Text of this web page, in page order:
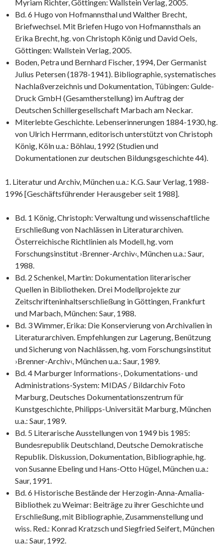
Myriam Richter, Göttingen: Wallstein Verlag, 2005.
Bd. 6 Hugo von Hofmannsthal und Walther Brecht,
Briefwechsel. Mit Briefen Hugo von Hofmannsthals an
Erika Brecht, hg. von Christoph König und David Oels,
Göttingen: Wallstein Verlag, 2005.
Boden, Petra und Bernhard Fischer, 1994, Der Germanist
Julius Petersen (1878-1941). Bibliographie, systematisches
Nachlaßverzeichnis und Dokumentation, Tübingen: Gulde-
Druck GmbH (Gesamtherstellung) im Auftrag der
Deutschen Schillergesellschaft Marbach am Neckar.
Miterlebte Geschichte. Lebenserinnerungen 1884-1930, hg.
von Ulrich Herrmann, editorisch unterstützt von Christoph
König, Köln u.a.: Böhlau, 1992 (Studien und
Dokumentationen zur deutschen Bildungsgeschichte 44).
1. Literatur und Archiv, München u.a.: K.G. Saur Verlag, 1988-
1996 [Geschäftsführender Herausgeber seit 1988].
Bd. 1 König, Christoph: Verwaltung und wissenschaftliche
Erschließung von Nachlässen in Literaturarchiven.
Österreichische Richtlinien als Modell, hg. vom
Forschungsinstitut ›Brenner-Archiv‹, München u.a.: Saur,
1988.
Bd. 2 Schenkel, Martin: Dokumentation literarischer
Quellen in Bibliotheken. Drei Modellprojekte zur
Zeitschrifteninhaltserschließung in Göttingen, Frankfurt
und Marbach, München: Saur, 1988.
Bd. 3 Wimmer, Erika: Die Konservierung von Archivalien in
Literaturarchiven. Empfehlungen zur Lagerung, Benützung
und Sicherung von Nachlässen, hg. vom Forschungsinstitut
›Brenner-Archiv‹, München u.a.: Saur, 1989.
Bd. 4 Marburger Informations-, Dokumentations- und
Administrations-System: MIDAS / Bildarchiv Foto
Marburg, Deutsches Dokumentationszentrum für
Kunstgeschichte, Philipps-Universität Marburg, München
u.a.: Saur, 1989.
Bd. 5 Literarische Ausstellungen von 1949 bis 1985:
Bundesrepublik Deutschland, Deutsche Demokratische
Republik. Diskussion, Dokumentation, Bibliographie, hg.
von Susanne Ebeling und Hans-Otto Hügel, München u.a.:
Saur, 1991.
Bd. 6 Historische Bestände der Herzogin-Anna-Amalia-
Bibliothek zu Weimar: Beiträge zu ihrer Geschichte und
Erschließung, mit Bibliographie, Zusammenstellung und
wiss. Red.: Konrad Kratzsch und Siegfried Seifert, München
u.a.: Saur, 1992.